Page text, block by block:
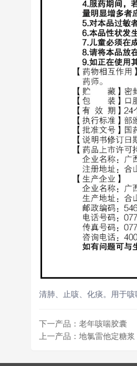
清肺、止咳、化痰。用于咳
下一产品：老年咳喘胶囊
上一产品：地氯雷他定糖浆